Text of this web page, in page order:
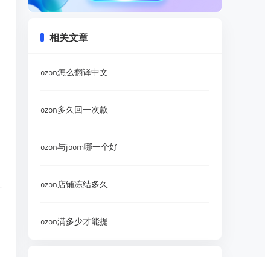
相关文章
ozon怎么翻译中文
ozon多久回一次款
ozon与joom哪一个好
ozon店铺冻结多久
ozon满多少才能提